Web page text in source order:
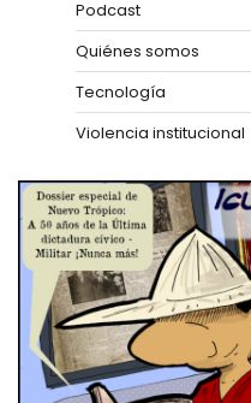
Podcast
Quiénes somos
Tecnología
Violencia institucional